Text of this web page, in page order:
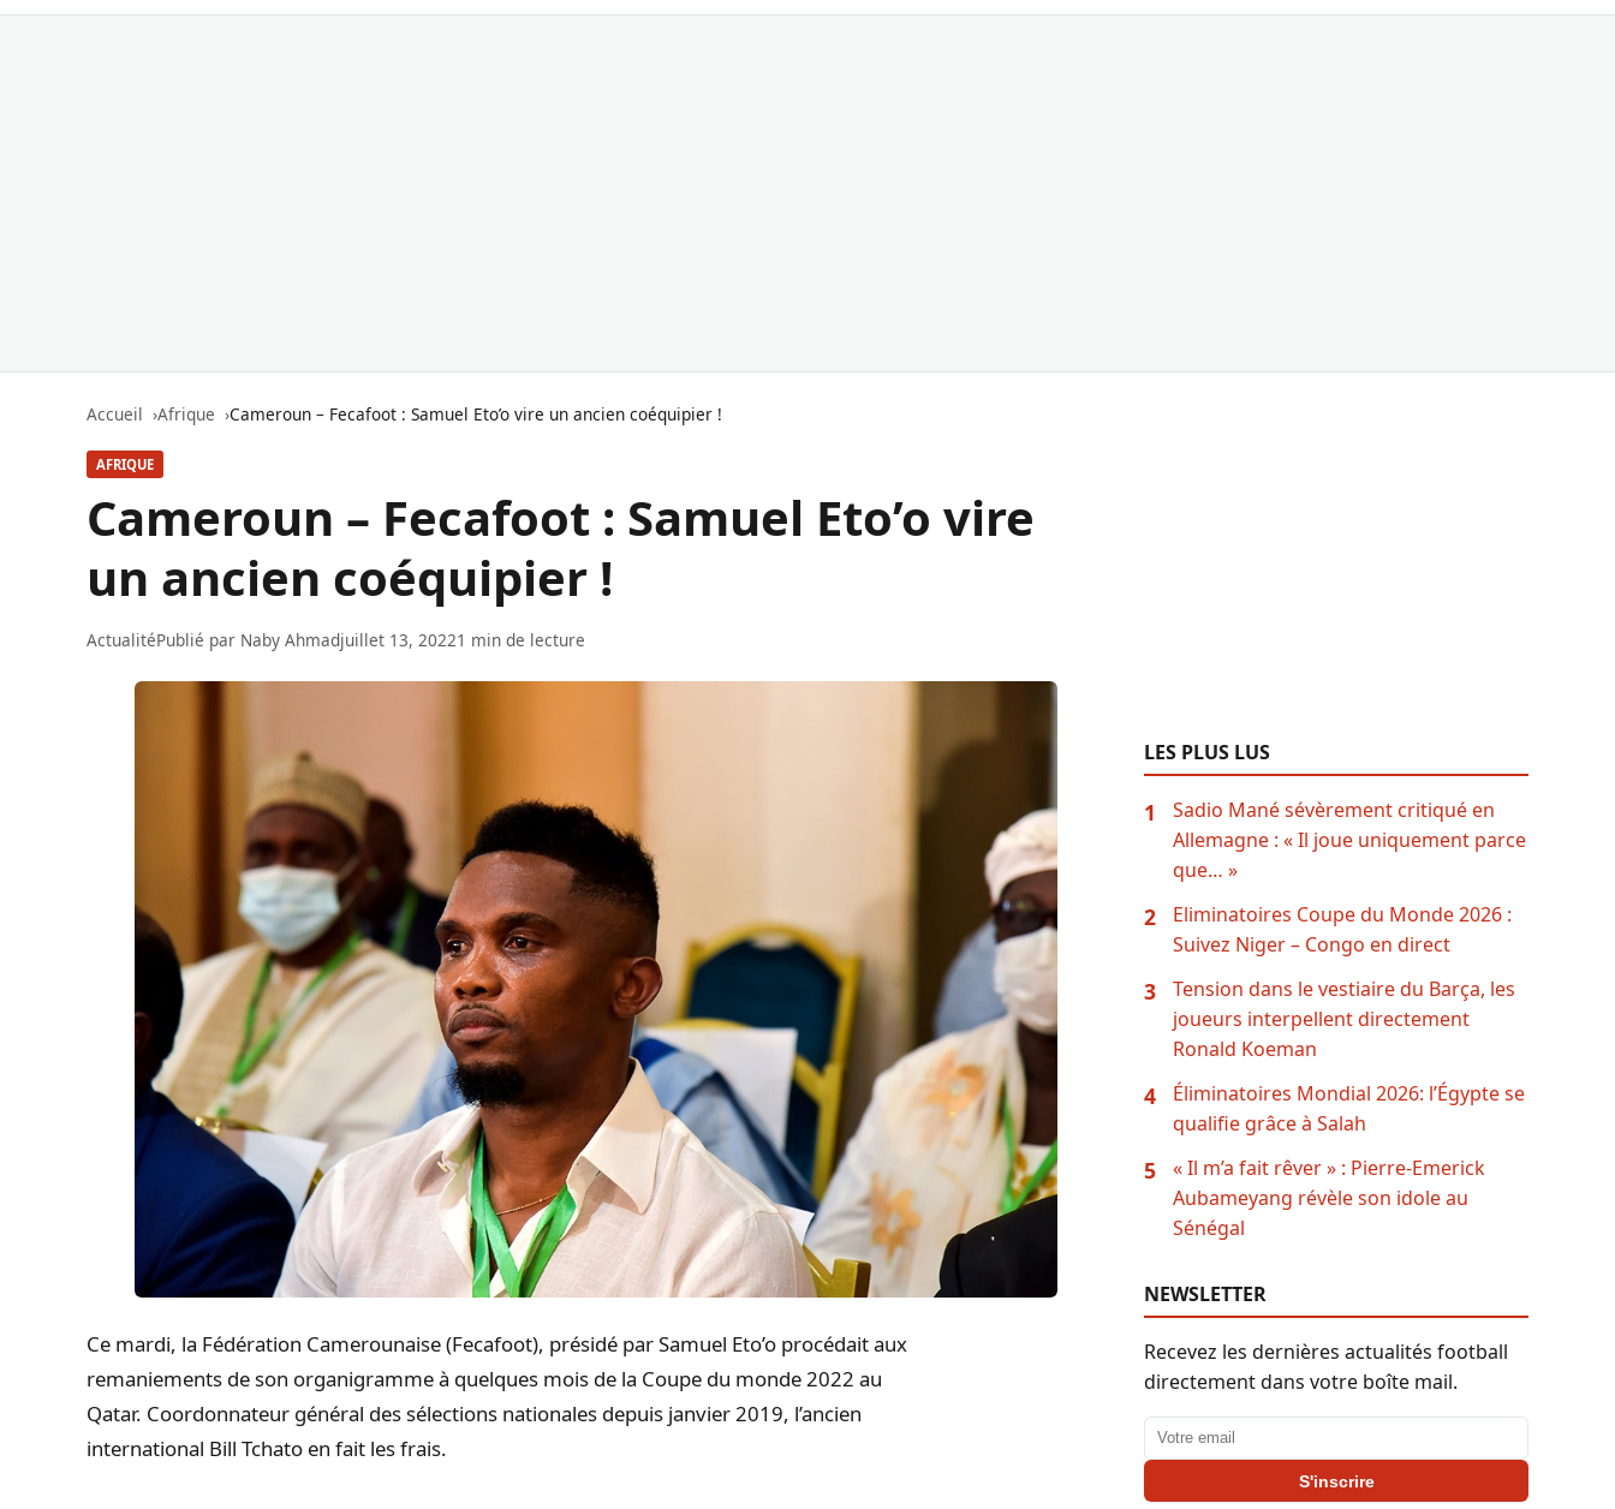
Accueil Afrique Cameroun – Fecafoot : Samuel Eto’o vire un ancien coéquipier !
AFRIQUE
Cameroun – Fecafoot : Samuel Eto’o vire
un ancien coéquipier !
ActualitéPublié par Naby Ahmadjuillet 13, 20221 min de lecture
Ce mardi, la Fédération Camerounaise (Fecafoot), présidé par Samuel Eto’o procédait aux
remaniements de son organigramme à quelques mois de la Coupe du monde 2022 au
Qatar. Coordonnateur général des sélections nationales depuis janvier 2019, l’ancien
international Bill Tchato en fait les frais.
LES PLUS LUS
1
Sadio Mané sévèrement critiqué en
Allemagne : « Il joue uniquement parce
que… »
2
Eliminatoires Coupe du Monde 2026 :
Suivez Niger – Congo en direct
3
Tension dans le vestiaire du Barça, les
joueurs interpellent directement
Ronald Koeman
4
Éliminatoires Mondial 2026: l’Égypte se
qualifie grâce à Salah
5
« Il m’a fait rêver » : Pierre-Emerick
Aubameyang révèle son idole au
Sénégal
NEWSLETTER
Recevez les dernières actualités football
directement dans votre boîte mail.
Adresse email
S'inscrire